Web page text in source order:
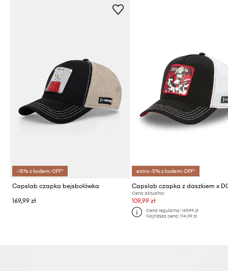
-15% z kodem: OFF*
Capslab czapka bejsbolówka
169,99 zł
extra -5% z kodem: OFF*
Cena aktualna:
109,99 zł
Cena regularna: 169,99 zł
Najniższa cena: 114,99 zł